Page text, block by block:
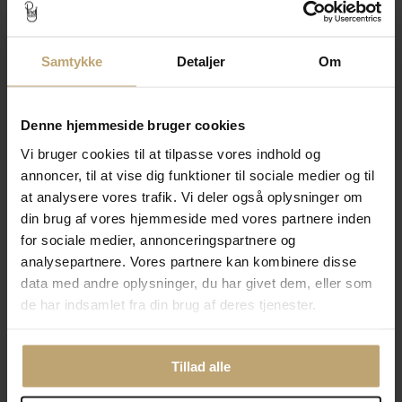
Samtykke Detaljer Om
Denne hjemmeside bruger cookies
Vi bruger cookies til at tilpasse vores indhold og
annoncer, til at vise dig funktioner til sociale medier og til
at analysere vores trafik. Vi deler også oplysninger om
din brug af vores hjemmeside med vores partnere inden
for sociale medier, annonceringspartnere og
analysepartnere. Vores partnere kan kombinere disse
data med andre oplysninger, du har givet dem, eller som
de har indsamlet fra din brug af deres tjenester.
Tillad alle
Kontakt
Åbningstider I Butikken
Praktiske Sider
Leveringsmuligheder
Betalingsmuligheder